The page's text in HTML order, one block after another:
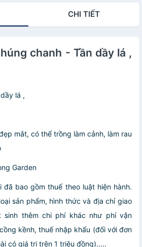
CHI TIẾT
chanh - Tần dầy lá ,
lá ,
mắt, có thể trồng làm cảnh, làm rau
Garden
đã bao gồm thuế theo luật hiện hành.
sản phẩm, hình thức và địa chỉ giao
sinh thêm chi phí khác như phí vận
kềnh, thuế nhập khẩu (đối với đơn
có giá trị trên 1 triệu đồng).....